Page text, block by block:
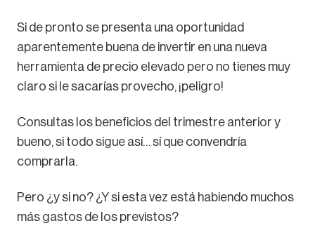
Si de pronto se presenta una oportunidad
aparentemente buena de invertir en una nueva
herramienta de precio elevado pero no tienes muy
claro si le sacarías provecho, ¡peligro!
Consultas los beneficios del trimestre anterior y
bueno, si todo sigue así… sí que convendría
comprarla.
Pero ¿y si no? ¿Y si esta vez está habiendo muchos
más gastos de los previstos?